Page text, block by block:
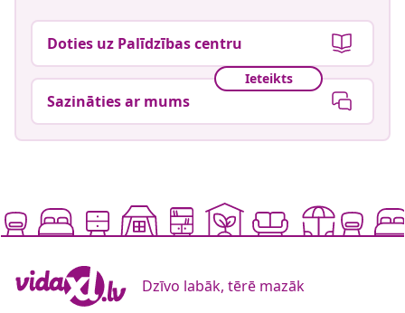
Doties uz Palīdzības centru
Ieteikts
Sazināties ar mums
Dzīvo labāk, tērē mazāk